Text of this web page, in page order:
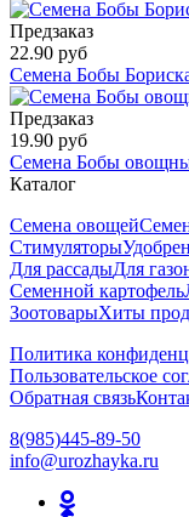
Предзаказ
22.90 руб
Семена Бобы
Предзаказ
19.90 руб
Семена Бобы
Каталог
Семена овощей
Стимуляторы
Для рассадыДля
Семенной картофель
ЗоотоварыХиты
Политика
Пользовательское
Обратная связь
8(985)445-89-50
info@urozhayka.ru